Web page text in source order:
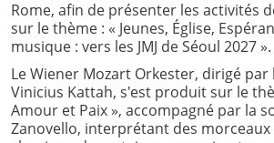
Rome, afin de présenter les activités
sur le thème : « Jeunes, Église,
musique : vers les JMJ de Séoul 2027 ».
Le Wiener Mozart Orkester, dirigé par
Vinicius Kattah, s'est produit sur le
Amour et Paix », accompagné par la
Zanovello, interprétant des